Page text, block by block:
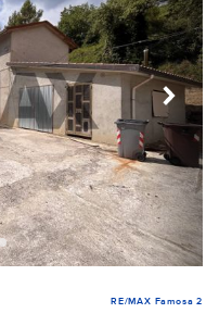
RE/MAX Famosa 2